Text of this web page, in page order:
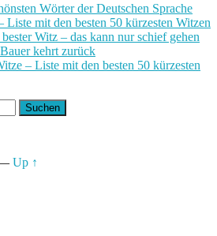
Wörter der Deutschen Sprache
Liste mit den besten 50 kürzesten Witzen
Witz – das kann nur schief gehen
kehrt zurück
– Liste mit den besten 50 kürzesten
Up ↑